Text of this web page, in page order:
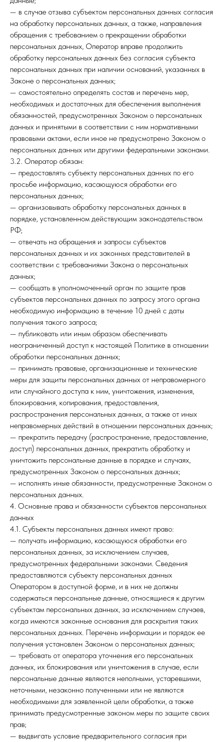
— в случае отзыва субъектом персональных данных согласия
на обработку персональных данных, а также, направления
обращения с требованием о прекращении обработки
персональных данных, Оператор вправе продолжить
обработку персональных данных без согласия субъекта
персональных данных при наличии оснований, указанных в
Законе о персональных данных;
— самостоятельно определять состав и перечень мер,
необходимых и достаточных для обеспечения выполнения
обязанностей, предусмотренных Законом о персональных
данных и принятыми в соответствии с ним нормативными
правовыми актами, если иное не предусмотрено Законом о
персональных данных или другими федеральными законами.
3.2. Оператор обязан:
— предоставлять субъекту персональных данных по его
просьбе информацию, касающуюся обработки его
персональных данных;
— организовывать обработку персональных данных в
порядке, установленном действующим законодательством
РФ;
— отвечать на обращения и запросы субъектов
персональных данных и их законных представителей в
соответствии с требованиями Закона о персональных
данных;
— сообщать в уполномоченный орган по защите прав
субъектов персональных данных по запросу этого органа
необходимую информацию в течение 10 дней с даты
получения такого запроса;
— публиковать или иным образом обеспечивать
неограниченный доступ к настоящей Политике в отношении
обработки персональных данных;
— принимать правовые, организационные и технические
меры для защиты персональных данных от неправомерного
или случайного доступа к ним, уничтожения, изменения,
блокирования, копирования, предоставления,
распространения персональных данных, а также от иных
неправомерных действий в отношении персональных данных;
— прекратить передачу (распространение, предоставление,
доступ) персональных данных, прекратить обработку и
уничтожить персональные данные в порядке и случаях,
предусмотренных Законом о персональных данных;
— исполнять иные обязанности, предусмотренные Законом о
персональных данных.
4. Основные права и обязанности субъектов персональных
данных
4.1. Субъекты персональных данных имеют право:
— получать информацию, касающуюся обработки его
персональных данных, за исключением случаев,
предусмотренных федеральными законами. Сведения
предоставляются субъекту персональных данных
Оператором в доступной форме, и в них не должны
содержаться персональные данные, относящиеся к другим
субъектам персональных данных, за исключением случаев,
когда имеются законные основания для раскрытия таких
персональных данных. Перечень информации и порядок ее
получения установлен Законом о персональных данных;
— требовать от оператора уточнения его персональных
данных, их блокирования или уничтожения в случае, если
персональные данные являются неполными, устаревшими,
неточными, незаконно полученными или не являются
необходимыми для заявленной цели обработки, а также
принимать предусмотренные законом меры по защите своих
прав;
— выдвигать условие предварительного согласия при